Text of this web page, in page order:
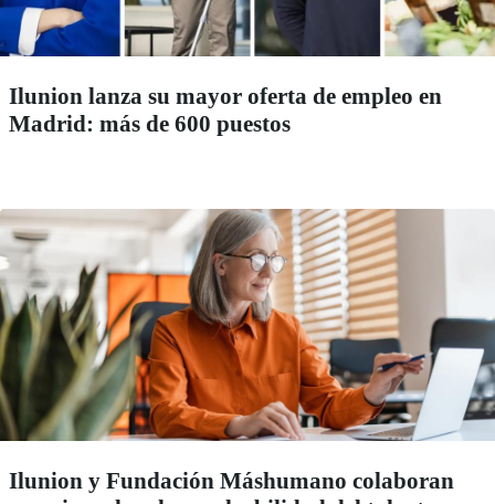
Ilunion lanza su mayor oferta de empleo en
Madrid: más de 600 puestos
Ilunion y Fundación Máshumano colaboran